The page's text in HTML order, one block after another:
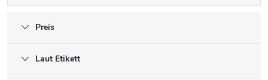
Preis
Laut Etikett